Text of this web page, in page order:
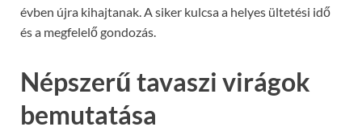
évben újra kihajtanak. A siker kulcsa a helyes ültetési idő
és a megfelelő gondozás.
Népszerű tavaszi virágok
bemutatása